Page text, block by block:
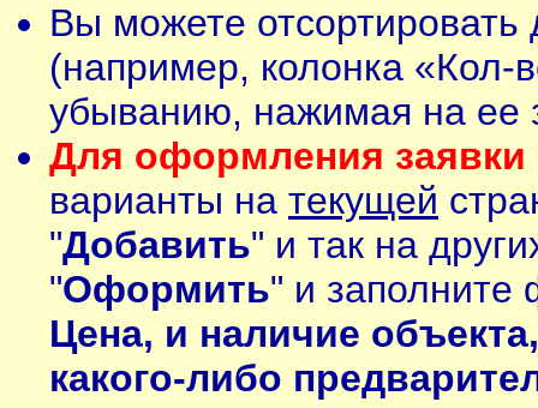
Вы можете
(например, колонка «Кол-
убыванию, нажимая на ее
Для оформления заявки
варианты на текущей
"Добавить" и так на
"Оформить" и заполните
Цена, и наличие
какого-либо